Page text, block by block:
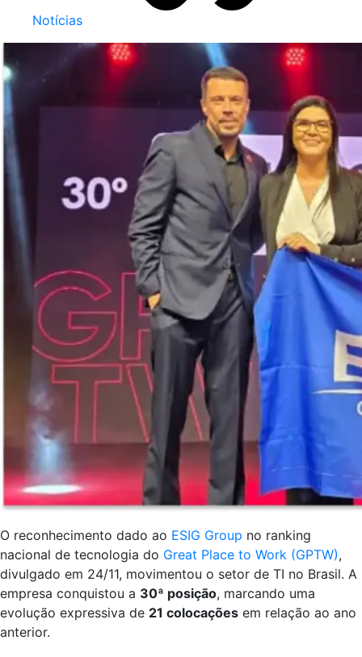
Notícias
O reconhecimento dado ao ESIG Group no ranking
nacional de tecnologia do Great Place to Work (GPTW),
divulgado em 24/11, movimentou o setor de TI no Brasil. A
empresa conquistou a 30ª posição, marcando uma
evolução expressiva de 21 colocações em relação ao ano
anterior.